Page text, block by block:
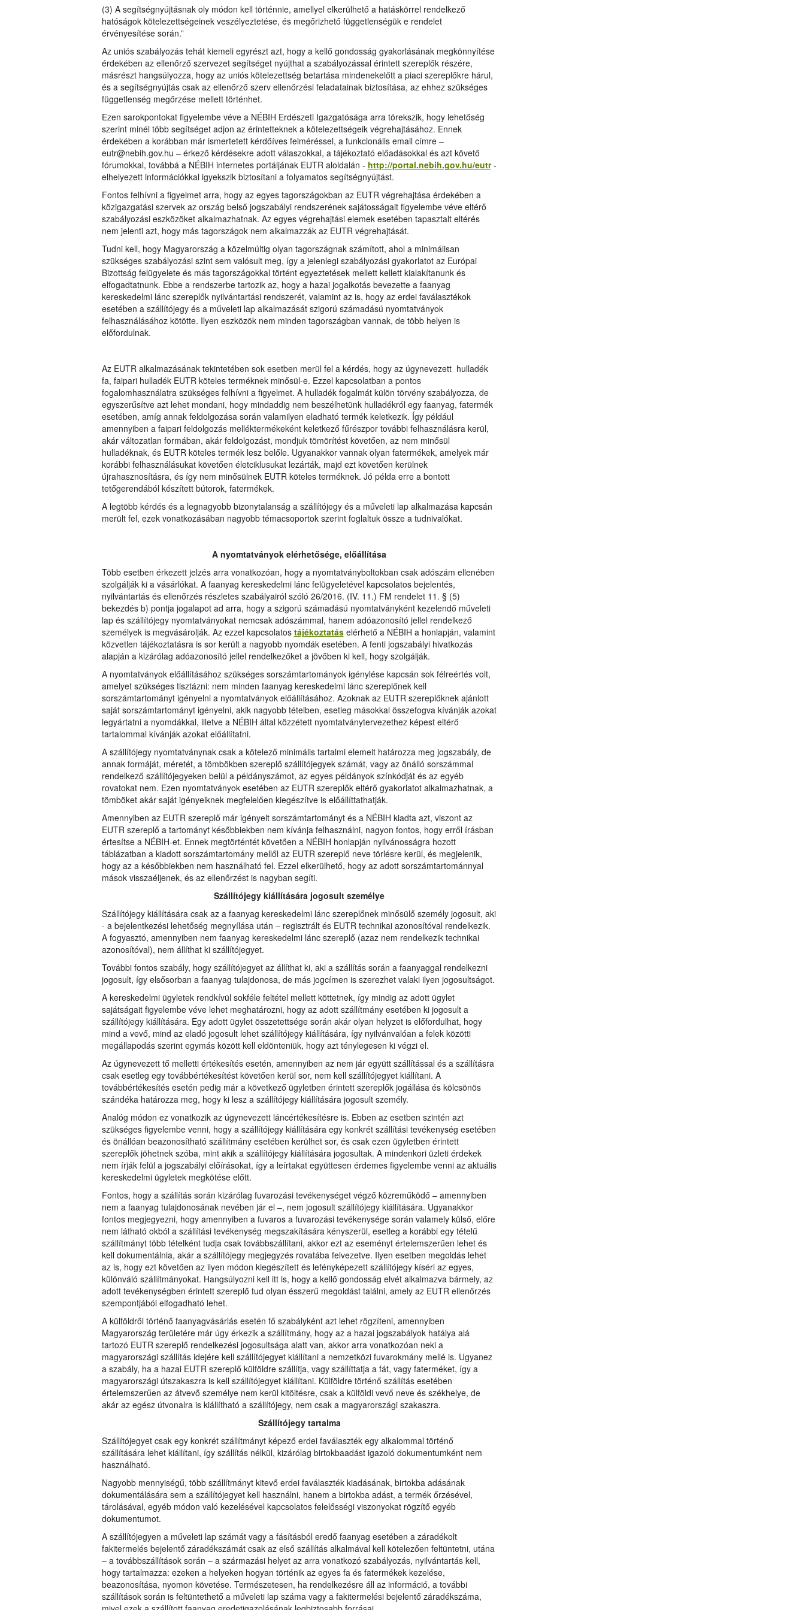
(3) A segítségnyújtásnak oly módon kell történnie, amellyel elkerülhető a hatáskörrel rendelkező
hatóságok kötelezettségeinek veszélyeztetése, és megőrizhető függetlenségük e rendelet
érvényesítése során.”
Az uniós szabályozás tehát kiemeli egyrészt azt, hogy a kellő gondosság gyakorlásának megkönnyítése
érdekében az ellenőrző szervezet segítséget nyújthat a szabályozással érintett szereplők részére,
másrészt hangsúlyozza, hogy az uniós kötelezettség betartása mindenekelőtt a piaci szereplőkre hárul,
és a segítségnyújtás csak az ellenőrző szerv ellenőrzési feladatainak biztosítása, az ehhez szükséges
függetlenség megőrzése mellett történhet.
Ezen sarokpontokat figyelembe véve a NÉBIH Erdészeti Igazgatósága arra törekszik, hogy lehetőség
szerint minél több segítséget adjon az érintetteknek a kötelezettségeik végrehajtásához. Ennek
érdekében a korábban már ismertetett kérdőíves felméréssel, a funkcionális email címre –
eutr@nebih.gov.hu – érkező kérdésekre adott válaszokkal, a tájékoztató előadásokkal és azt követő
fórumokkal, továbbá a NÉBIH internetes portáljának EUTR aloldalán - http://portal.nebih.gov.hu/eutr-
elhelyezett információkkal igyekszik biztosítani a folyamatos segítségnyújtást.
Fontos felhívni a figyelmet arra, hogy az egyes tagországokban az EUTR végrehajtása érdekében a
közigazgatási szervek az ország belső jogszabályi rendszerének sajátosságait figyelembe véve eltérő
szabályozási eszközöket alkalmazhatnak. Az egyes végrehajtási elemek esetében tapasztalt eltérés
nem jelenti azt, hogy más tagországok nem alkalmazzák az EUTR végrehajtását.
Tudni kell, hogy Magyarország a közelmúltig olyan tagországnak számított, ahol a minimálisan
szükséges szabályozási szint sem valósult meg, így a jelenlegi szabályozási gyakorlatot az Európai
Bizottság felügyelete és más tagországokkal történt egyeztetések mellett kellett kialakítanunk és
elfogadtatnunk. Ebbe a rendszerbe tartozik az, hogy a hazai jogalkotás bevezette a faanyag
kereskedelmi lánc szereplők nyilvántartási rendszerét, valamint az is, hogy az erdei faválasztékok
esetében a szállítójegy és a műveleti lap alkalmazását szigorú számadású nyomtatványok
felhasználásához kötötte. Ilyen eszközök nem minden tagországban vannak, de több helyen is
előfordulnak.
Az EUTR alkalmazásának tekintetében sok esetben merül fel a kérdés, hogy az úgynevezett hulladék
fa, faipari hulladék EUTR köteles terméknek minősül-e. Ezzel kapcsolatban a pontos
fogalomhasználatra szükséges felhívni a figyelmet. A hulladék fogalmát külön törvény szabályozza, de
egyszerűsítve azt lehet mondani, hogy mindaddig nem beszélhetünk hulladékról egy faanyag, fatermék
esetében, amíg annak feldolgozása során valamilyen eladható termék keletkezik. Így például
amennyiben a faipari feldolgozás melléktermékeként keletkező fűrészpor további felhasználásra kerül,
akár változatlan formában, akár feldolgozást, mondjuk tömörítést követően, az nem minősül
hulladéknak, és EUTR köteles termék lesz belőle. Ugyanakkor vannak olyan fatermékek, amelyek már
korábbi felhasználásukat követően életciklusukat lezárták, majd ezt követően kerülnek
újrahasznosításra, és így nem minősülnek EUTR köteles terméknek. Jó példa erre a bontott
tetőgerendából készített bútorok, fatermékek.
A legtöbb kérdés és a legnagyobb bizonytalanság a szállítójegy és a műveleti lap alkalmazása kapcsán
merült fel, ezek vonatkozásában nagyobb témacsoportok szerint foglaltuk össze a tudnivalókat.
A nyomtatványok elérhetősége, előállítása
Több esetben érkezett jelzés arra vonatkozóan, hogy a nyomtatványboltokban csak adószám ellenében
szolgálják ki a vásárlókat. A faanyag kereskedelmi lánc felügyeletével kapcsolatos bejelentés,
nyilvántartás és ellenőrzés részletes szabályairól szóló 26/2016. (IV. 11.) FM rendelet 11. § (5)
bekezdés b) pontja jogalapot ad arra, hogy a szigorú számadású nyomtatványként kezelendő műveleti
lap és szállítójegy nyomtatványokat nemcsak adószámmal, hanem adóazonosító jellel rendelkező
személyek is megvásárolják. Az ezzel kapcsolatos tájékoztatáselérhető a NÉBIH a honlapján, valamint
közvetlen tájékoztatásra is sor került a nagyobb nyomdák esetében. A fenti jogszabályi hivatkozás
alapján a kizárólag adóazonosító jellel rendelkezőket a jövőben ki kell, hogy szolgálják.
A nyomtatványok előállításához szükséges sorszámtartományok igénylése kapcsán sok félreértés volt,
amelyet szükséges tisztázni: nem minden faanyag kereskedelmi lánc szereplőnek kell
sorszámtartományt igényelni a nyomtatványok előállításához. Azoknak az EUTR szereplőknek ajánlott
saját sorszámtartományt igényelni, akik nagyobb tételben, esetleg másokkal összefogva kívánják azokat
legyártatni a nyomdákkal, illetve a NÉBIH által közzétett nyomtatványtervezethez képest eltérő
tartalommal kívánják azokat előállítatni.
A szállítójegy nyomtatványnak csak a kötelező minimális tartalmi elemeit határozza meg jogszabály, de
annak formáját, méretét, a tömbökben szereplő szállítójegyek számát, vagy az önálló sorszámmal
rendelkező szállítójegyeken belül a példányszámot, az egyes példányok színkódját és az egyéb
rovatokat nem. Ezen nyomtatványok esetében az EUTR szereplők eltérő gyakorlatot alkalmazhatnak, a
tömböket akár saját igényeiknek megfelelően kiegészítve is előállíttathatják.
Amennyiben az EUTR szereplő már igényelt sorszámtartományt és a NÉBIH kiadta azt, viszont az
EUTR szereplő a tartományt későbbiekben nem kívánja felhasználni, nagyon fontos, hogy erről írásban
értesítse a NÉBIH-et. Ennek megtörténtét követően a NÉBIH honlapján nyilvánosságra hozott
táblázatban a kiadott sorszámtartomány mellől az EUTR szereplő neve törlésre kerül, és megjelenik,
hogy az a későbbiekben nem használható fel. Ezzel elkerülhető, hogy az adott sorszámtartománnyal
mások visszaéljenek, és az ellenőrzést is nagyban segíti.
Szállítójegy kiállítására jogosult személye
Szállítójegy kiállítására csak az a faanyag kereskedelmi lánc szereplőnek minősülő személy jogosult, aki
- a bejelentkezési lehetőség megnyílása után – regisztrált és EUTR technikai azonosítóval rendelkezik.
A fogyasztó, amennyiben nem faanyag kereskedelmi lánc szereplő (azaz nem rendelkezik technikai
azonosítóval), nem állíthat ki szállítójegyet.
További fontos szabály, hogy szállítójegyet az állíthat ki, aki a szállítás során a faanyaggal rendelkezni
jogosult, így elsősorban a faanyag tulajdonosa, de más jogcímen is szerezhet valaki ilyen jogosultságot.
A kereskedelmi ügyletek rendkívül sokféle feltétel mellett köttetnek, így mindig az adott ügylet
sajátságait figyelembe véve lehet meghatározni, hogy az adott szállítmány esetében ki jogosult a
szállítójegy kiállítására. Egy adott ügylet összetettsége során akár olyan helyzet is előfordulhat, hogy
mind a vevő, mind az eladó jogosult lehet szállítójegy kiállítására, így nyilvánvalóan a felek közötti
megállapodás szerint egymás között kell eldönteniük, hogy azt ténylegesen ki végzi el.
Az úgynevezett tő melletti értékesítés esetén, amennyiben az nem jár együtt szállítással és a szállításra
csak esetleg egy továbbértékesítést követően kerül sor, nem kell szállítójegyet kiállítani. A
továbbértékesítés esetén pedig már a következő ügyletben érintett szereplők jogállása és kölcsönös
szándéka határozza meg, hogy ki lesz a szállítójegy kiállítására jogosult személy.
Analóg módon ez vonatkozik az úgynevezett láncértékesítésre is. Ebben az esetben szintén azt
szükséges figyelembe venni, hogy a szállítójegy kiállítására egy konkrét szállítási tevékenység esetében
és önállóan beazonosítható szállítmány esetében kerülhet sor, és csak ezen ügyletben érintett
szereplők jöhetnek szóba, mint akik a szállítójegy kiállítására jogosultak. A mindenkori üzleti érdekek
nem írják felül a jogszabályi előírásokat, így a leírtakat együttesen érdemes figyelembe venni az aktuális
kereskedelmi ügyletek megkötése előtt.
Fontos, hogy a szállítás során kizárólag fuvarozási tevékenységet végző közreműködő – amennyiben
nem a faanyag tulajdonosának nevében jár el –, nem jogosult szállítójegy kiállítására. Ugyanakkor
fontos megjegyezni, hogy amennyiben a fuvaros a fuvarozási tevékenysége során valamely külső, előre
nem látható okból a szállítási tevékenység megszakítására kényszerül, esetleg a korábbi egy tételű
szállítmányt több tételként tudja csak továbbszállítani, akkor ezt az eseményt értelemszerűen lehet és
kell dokumentálnia, akár a szállítójegy megjegyzés rovatába felvezetve. Ilyen esetben megoldás lehet
az is, hogy ezt követően az ilyen módon kiegészített és lefényképezett szállítójegy kíséri az egyes,
különváló szállítmányokat. Hangsúlyozni kell itt is, hogy a kellő gondosság elvét alkalmazva bármely, az
adott tevékenységben érintett szereplő tud olyan ésszerű megoldást találni, amely az EUTR ellenőrzés
szempontjából elfogadható lehet.
A külföldről történő faanyagvásárlás esetén fő szabályként azt lehet rögzíteni, amennyiben
Magyarország területére már úgy érkezik a szállítmány, hogy az a hazai jogszabályok hatálya alá
tartozó EUTR szereplő rendelkezési jogosultsága alatt van, akkor arra vonatkozóan neki a
magyarországi szállítás idejére kell szállítójegyet kiállítani a nemzetközi fuvarokmány mellé is. Ugyanez
a szabály, ha a hazai EUTR szereplő külföldre szállítja, vagy szállíttatja a fát, vagy faterméket, így a
magyarországi útszakaszra is kell szállítójegyet kiállítani. Külföldre történő szállítás esetében
értelemszerűen az átvevő személye nem kerül kitöltésre, csak a külföldi vevő neve és székhelye, de
akár az egész útvonalra is kiállítható a szállítójegy, nem csak a magyarországi szakaszra.
Szállítójegy tartalma
Szállítójegyet csak egy konkrét szállítmányt képező erdei faválaszték egy alkalommal történő
szállítására lehet kiállítani, így szállítás nélkül, kizárólag birtokbaadást igazoló dokumentumként nem
használható.
Nagyobb mennyiségű, több szállítmányt kitevő erdei faválaszték kiadásának, birtokba adásának
dokumentálására sem a szállítójegyet kell használni, hanem a birtokba adást, a termék őrzésével,
tárolásával, egyéb módon való kezelésével kapcsolatos felelősségi viszonyokat rögzítő egyéb
dokumentumot.
A szállítójegyen a műveleti lap számát vagy a fásításból eredő faanyag esetében a záradékolt
fakitermelés bejelentő záradékszámát csak az első szállítás alkalmával kell kötelezően feltüntetni, utána
– a továbbszállítások során – a származási helyet az arra vonatkozó szabályozás, nyilvántartás kell,
hogy tartalmazza: ezeken a helyeken hogyan történik az egyes fa és fatermékek kezelése,
beazonosítása, nyomon követése. Természetesen, ha rendelkezésre áll az információ, a további
szállítások során is feltüntethető a műveleti lap száma vagy a fakitermelési bejelentő záradékszáma,